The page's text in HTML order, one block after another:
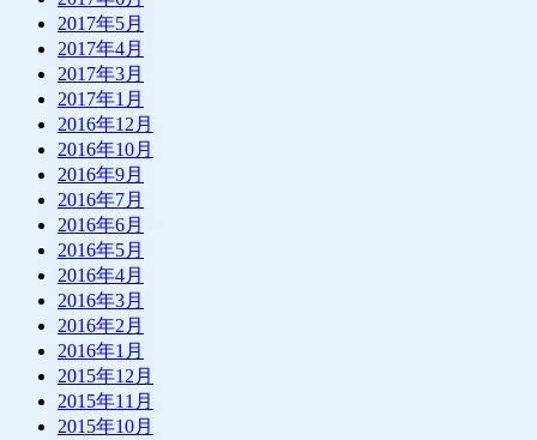
2017年5月
2017年4月
2017年3月
2017年1月
2016年12月
2016年10月
2016年9月
2016年7月
2016年6月
2016年5月
2016年4月
2016年3月
2016年2月
2016年1月
2015年12月
2015年11月
2015年10月